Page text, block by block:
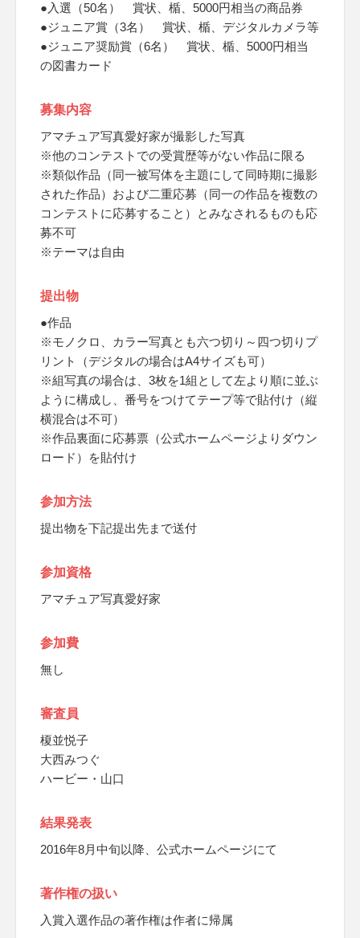
●入選（50名） 賞状、楯、5000円相当の商品券
●ジュニア賞（3名） 賞状、楯、デジタルカメラ等
●ジュニア奨励賞（6名） 賞状、楯、5000円相当
の図書カード
募集内容
アマチュア写真愛好家が撮影した写真
※他のコンテストでの受賞歴等がない作品に限る
※類似作品（同一被写体を主題にして同時期に撮影
された作品）および二重応募（同一の作品を複数の
コンテストに応募すること）とみなされるものも応
募不可
※テーマは自由
提出物
●作品
※モノクロ、カラー写真とも六つ切り～四つ切りプ
リント（デジタルの場合はA4サイズも可）
※組写真の場合は、3枚を1組として左より順に並ぶ
ように構成し、番号をつけてテープ等で貼付け（縦
横混合は不可）
※作品裏面に応募票（公式ホームページよりダウン
ロード）を貼付け
参加方法
提出物を下記提出先まで送付
参加資格
アマチュア写真愛好家
参加費
無し
審査員
榎並悦子
大西みつぐ
ハービー・山口
結果発表
2016年8月中旬以降、公式ホームページにて
著作権の扱い
入賞入選作品の著作権は作者に帰属